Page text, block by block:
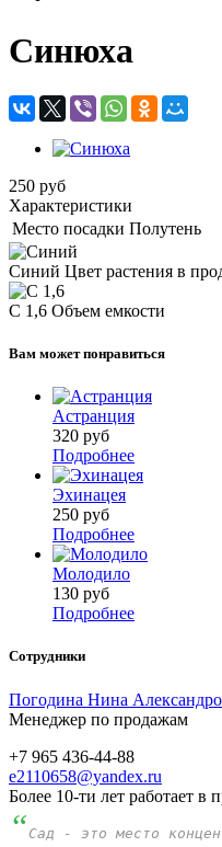
Синюха
250 руб
Характеристики
Место посадки Полутень
Синий Цвет растения в
C 1,6 Объем емкости
Вам может понравиться
Астранция
320 руб
Подробнее
Эхинацея
250 руб
Подробнее
Молодило
130 руб
Подробнее
Сотрудники
Погодина Нина
Менеджер по продажам
+7 965 436-44-88
e2110658@yandex.ru
Более 10-ти лет работает в
“ Сад - это место